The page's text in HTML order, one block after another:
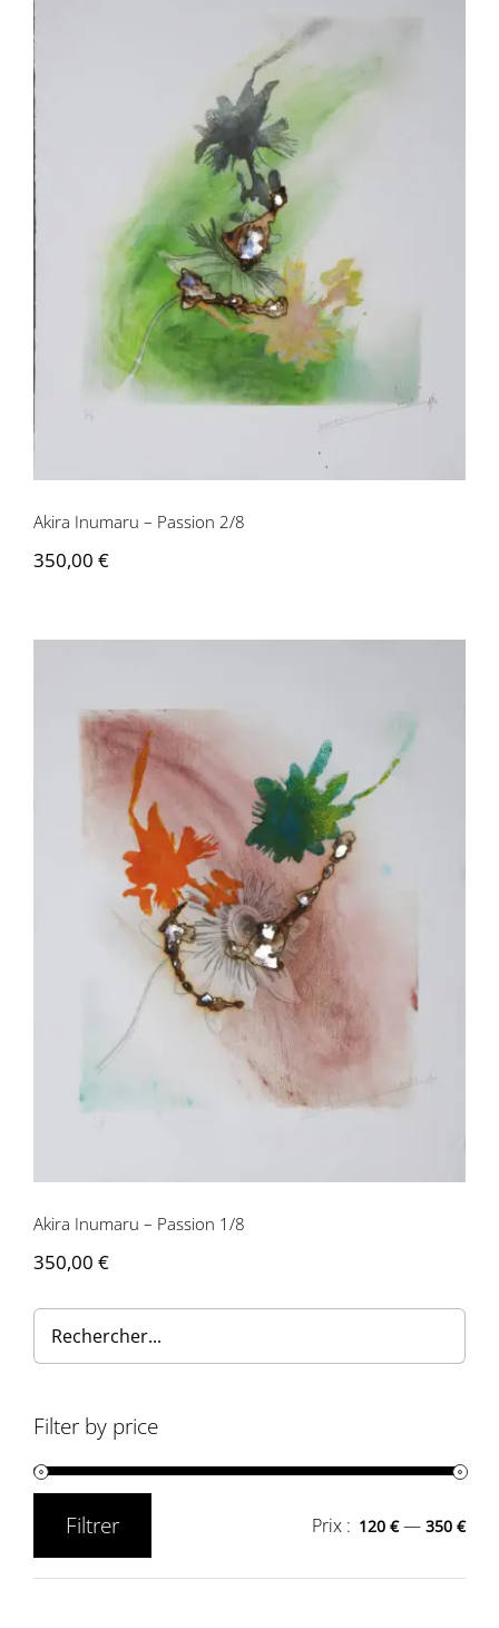
Akira Inumaru – Passion 2/8
Akira Inumaru – Passion 2/8
350,00 €
Akira Inumaru – Passion 1/8
Akira Inumaru – Passion 1/8
350,00 €
Filter by price
Filtrer Prix : 120 €—350 €